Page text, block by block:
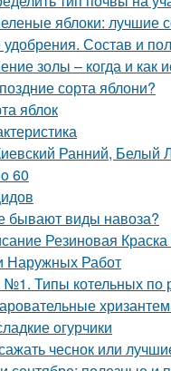
яблоки: лучшие
Состав и
золы – когда и как
сорта яблони?
яблок
Ранний, Белый
60
бывают виды навоза?
Резиновая
Наружных Работ
№1. Типы котельных
огурчики
чеснок или